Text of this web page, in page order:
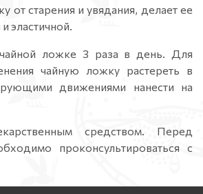
от старения и увядания, делает ее
эластичной.
ложке 3 раза в день. Для
чайную ложку растереть в
движениями нанести на
средством. Перед
проконсультироваться с